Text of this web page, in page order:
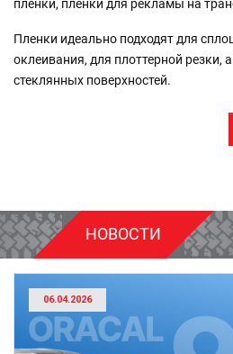
пленки, пленки для рекламы на
Пленки идеально подходят для
оклеивания, для плоттерной резки,
стеклянных поверхностей.
НОВОСТИ
06.04.2026